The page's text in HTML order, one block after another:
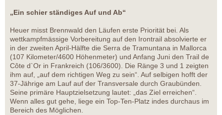
„Ein schier ständiges Auf und Ab“
Heuer misst Brennwald den Läufen erste Priorität bei. Als
wettkampfmässige Vorbereitung auf den Irontrail absolvierte er
in der zweiten April-Hälfte die Serra de Tramuntana in Mallorca
(107 Kilometer/4600 Höhenmeter) und Anfang Juni den Trail de
Côte d`Or in Frankreich (106/3600). Die Ränge 3 und 1 zeigten
ihm auf, „auf dem richtigen Weg zu sein“. Auf selbigen hofft der
37-Jährige am Lauf auf der Transversale durch Graubünden.
Seine primäre Hauptzielsetzung lautet: „das Ziel erreichen“.
Wenn alles gut gehe, liege ein Top-Ten-Platz indes durchaus im
Bereich des Möglichen.